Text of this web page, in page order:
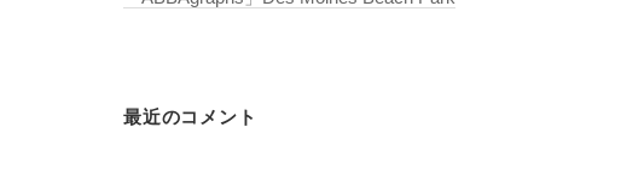
最近のコメント